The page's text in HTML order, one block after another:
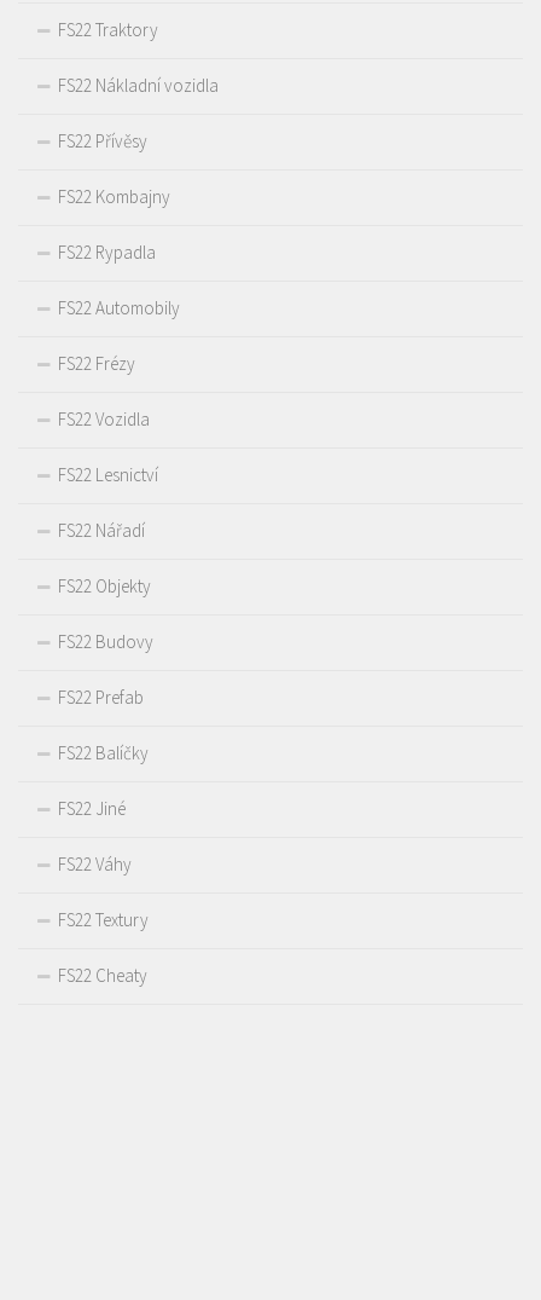
FS22 Traktory
FS22 Nákladní vozidla
FS22 Přívěsy
FS22 Kombajny
FS22 Rypadla
FS22 Automobily
FS22 Frézy
FS22 Vozidla
FS22 Lesnictví
FS22 Nářadí
FS22 Objekty
FS22 Budovy
FS22 Prefab
FS22 Balíčky
FS22 Jiné
FS22 Váhy
FS22 Textury
FS22 Cheaty